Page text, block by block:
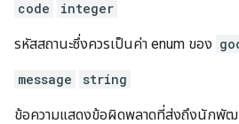
code
integer
รหัสสถานะซึ่งควรเป็นค่า enum ของ
message string
ข้อความแสดงข้อผิดพลาดที่ส่งถึงนักพัฒ